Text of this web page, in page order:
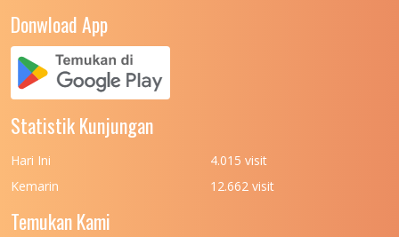
Donwload App
Statistik Kunjungan
Hari Ini
4.015 visit
Kemarin
12.662 visit
Temukan Kami